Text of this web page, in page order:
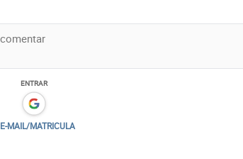
ENTRAR
E-MAIL/MATRICULA